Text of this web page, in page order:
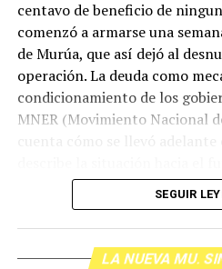
centavo de beneficio de
comenzó a armarse una
de Murúa, que así dejó al
operación. La deuda como
condicionamiento de los
MNER (Movimiento Nacional
de cabecera Hugo López va a
inolvidable sobre los normales
siempre, Pablo Marchetti que
grito pelado.(Escuchá el
SEGUIR
LA NUEVA MU.